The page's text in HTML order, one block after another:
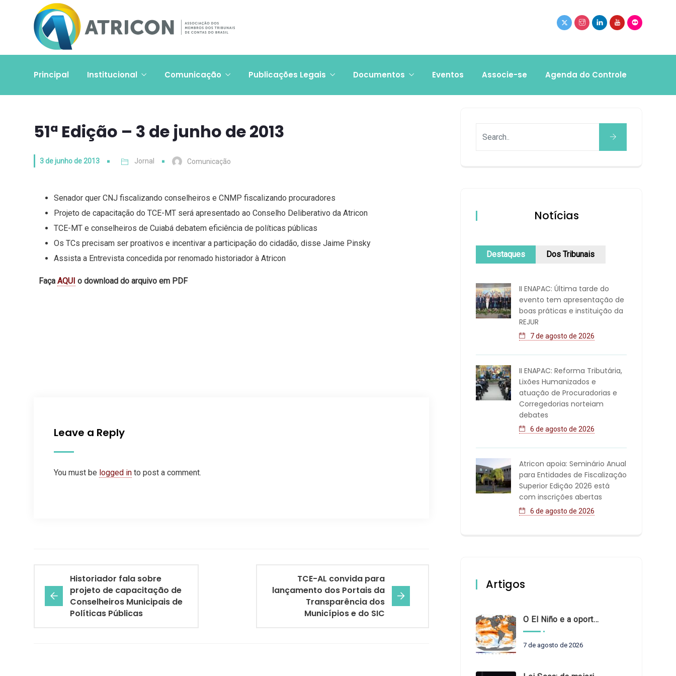
Principal Institucional Comunicação Publicações Legais Documentos Eventos Associe-se Agenda do Controle
51ª Edição – 3 de junho de 2013
3 de junho de 2013 Jornal Comunicação
Senador quer CNJ fiscalizando conselheiros e CNMP fiscalizando procuradores
Projeto de capacitação do TCE-MT será apresentado ao Conselho Deliberativo da Atricon
TCE-MT e conselheiros de Cuiabá debatem eficiência de políticas públicas
Os TCs precisam ser proativos e incentivar a participação do cidadão, disse Jaime Pinsky
Assista a Entrevista concedida por renomado historiador à Atricon
Faça AQUI o download do arquivo em PDF
Leave a Reply
You must be logged in to post a comment.
Historiador fala sobre
projeto de capacitação de
Conselheiros Municipais de
Políticas Públicas
TCE-AL convida para
lançamento dos Portais da
Transparência dos
Municípios e do SIC
Notícias
Destaques Dos Tribunais
II ENAPAC: Última tarde do
evento tem apresentação de
boas práticas e instituição da
REJUR
7 de agosto de 2026
II ENAPAC: Reforma Tributária,
Lixões Humanizados e
atuação de Procuradorias e
Corregedorias norteiam
debates
6 de agosto de 2026
Atricon apoia: Seminário Anual
para Entidades de Fiscalização
Superior Edição 2026 está
com inscrições abertas
6 de agosto de 2026
Artigos
O El Niño e a oportunidade de fortalecer o controle externo das políticas climáticas
7 de agosto de 2026